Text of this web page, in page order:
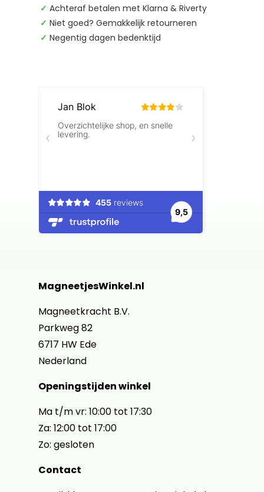
✓ Achteraf betalen met Klarna & Riverty
✓ Niet goed? Gemakkelijk retourneren
✓ Negentig dagen bedenktijd
MagneetjesWinkel.nl
Magneetkracht B.V.
Parkweg 82
6717 HW Ede
Nederland
Openingstijden winkel
Ma t/m vr: 10:00 tot 17:30
Za: 12:00 tot 17:00
Zo: gesloten
Contact